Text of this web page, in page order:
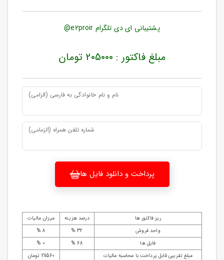
پشتیبانی ای دی تلگرام e2proir@
مبلغ فاکتور : 205000 تومان
نام و نام خانوادگی به فارسی (الزامی)
شماره تلفن همراه (الزمامی)
پرداخت و دانلود فایل ها
ریز فاکتور ها درصد هزینه
میزان مالیات
واحد فروش
32 %
8 %
فایل ها
68 %
0 %
مبلغ تقریبی قابل پرداخت با محاسبه مالیات
211560 تومان